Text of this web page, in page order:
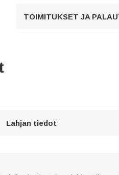
TOIMITUKSET JA
Lahjan tiedot